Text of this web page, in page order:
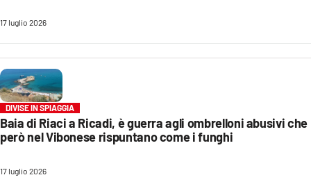
LACITYMAG.IT
ILREGGINO.IT
COSENZACHANNEL.IT
17 luglio 2026
DIVISE IN SPIAGGIA
Baia di Riaci a Ricadi, è guerra agli ombrelloni abusivi che
però nel Vibonese rispuntano come i funghi
17 luglio 2026